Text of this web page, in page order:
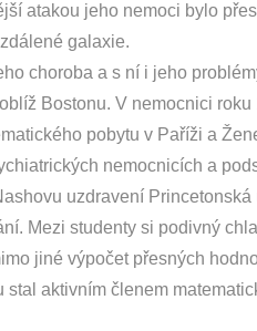
atakou jeho nemoci bylo
galaxie.
choroba a s ní i jeho
Bostonu. V nemocnici
pobytu v Paříži a
nemocnicích a
uzdravení
Mezi studenty si podivný
jiné výpočet přesných
aktivním členem